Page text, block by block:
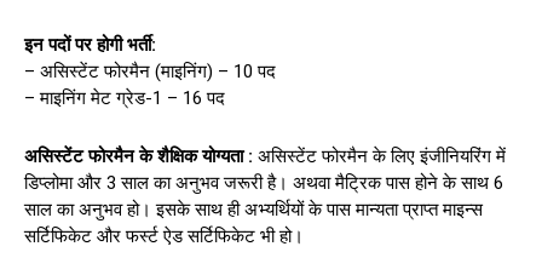
इन पदों पर होगी भर्ती:
– असिस्टेंट फोरमैन (माइनिंग) – 10 पद
– माइनिंग मेट ग्रेड-1 – 16 पद
असिस्टेंट फोरमैन के शैक्षिक योग्यता : असिस्टेंट फोरमैन के लिए इंजीनियरिंग में
डिप्लोमा और 3 साल का अनुभव जरूरी है। अथवा मैट्रिक पास होने के साथ 6
साल का अनुभव हो। इसके साथ ही अभ्यर्थियों के पास मान्यता प्राप्त माइन्स
सर्टिफिकेट और फर्स्ट ऐड सर्टिफिकेट भी हो।